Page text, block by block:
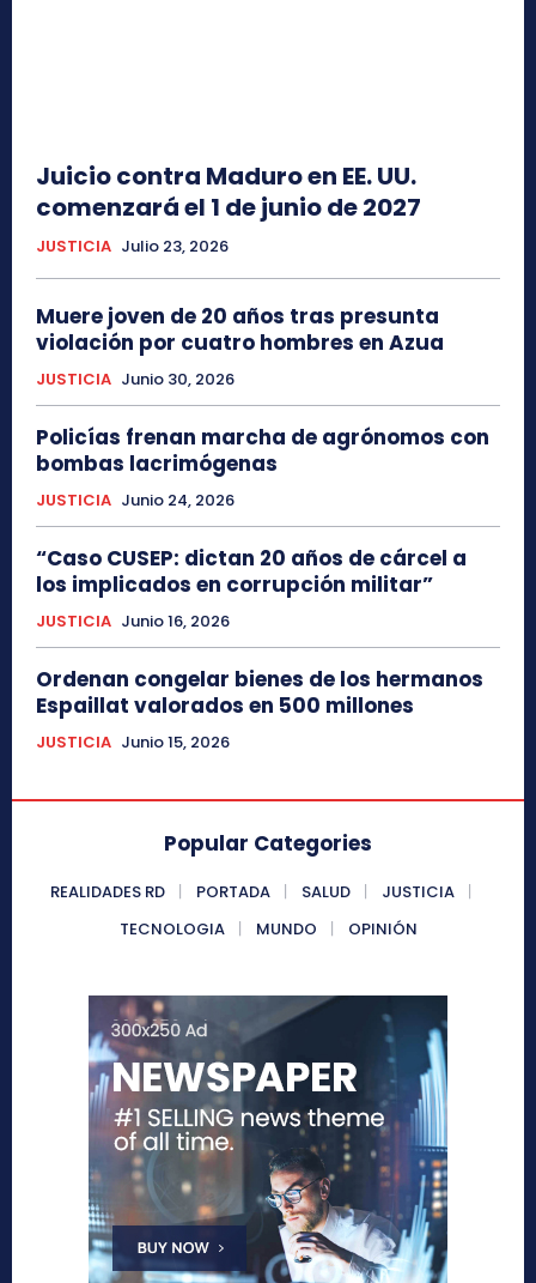
Juicio contra Maduro en EE. UU.
comenzará el 1 de junio de 2027
JUSTICIA Julio 23, 2026
Muere joven de 20 años tras presunta
violación por cuatro hombres en Azua
JUSTICIA Junio 30, 2026
Policías frenan marcha de agrónomos con
bombas lacrimógenas
JUSTICIA Junio 24, 2026
“Caso CUSEP: dictan 20 años de cárcel a
los implicados en corrupción militar”
JUSTICIA Junio 16, 2026
Ordenan congelar bienes de los hermanos
Espaillat valorados en 500 millones
JUSTICIA Junio 15, 2026
Popular Categories
REALIDADES RD PORTADA SALUD
JUSTICIA
TECNOLOGIA
MUNDO OPINIÓN